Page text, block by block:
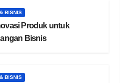
BISNIS
Produk untuk
Bisnis
BISNIS